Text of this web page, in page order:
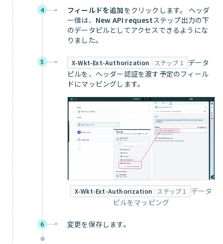
4 フィールドを追加をクリックします。 ヘッダ
ー値は、 New API requestステップ出力の下
のデータピルとしてアクセスできるようにな
りました。
5 X-Wkt-Ext-Authorization ステップ 1
データ
ピルを、ヘッダー認証を渡す予定のフィール
ドにマッピングします。
X-Wkt-Ext-Authorization ステップ 1
データ
ピルをマッピング
6 変更を保存します。